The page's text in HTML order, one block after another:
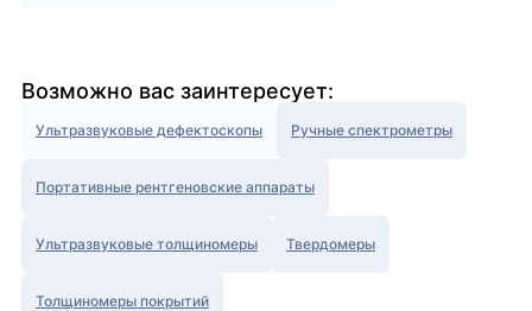
Возможно вас заинтересует:
Ультразвуковые дефектоскопы Ручные спектрометры
Портативные рентгеновские аппараты
Ультразвуковые толщиномеры Твердомеры
Толщиномеры покрытий